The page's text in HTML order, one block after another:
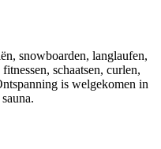
snowboarden, langlaufen,
schaatsen, curlen,
is welgekomen in